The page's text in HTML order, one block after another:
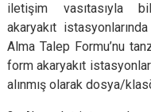
iletişim vasıtasıyla
akaryakıt
Alma Talep Formu’nu
form akaryakıt
alınmış olarak dosya/